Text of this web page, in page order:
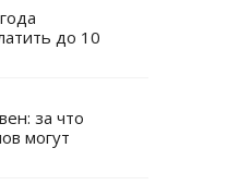
до 10
за что
могут